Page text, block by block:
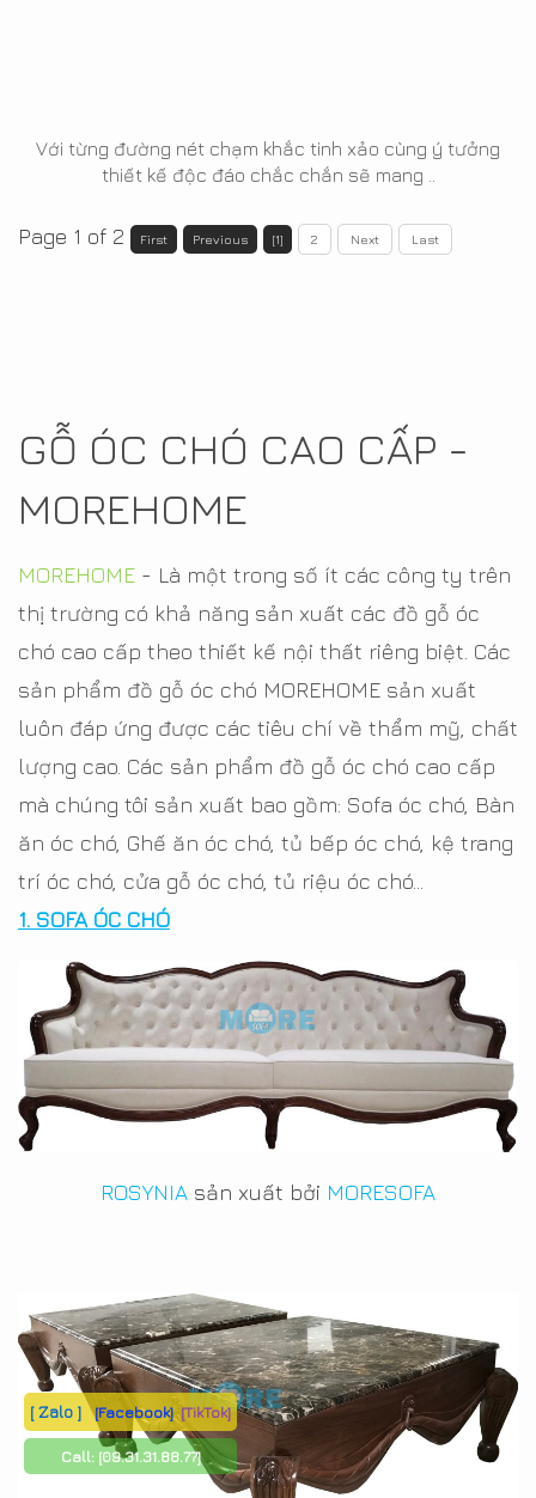
Với từng đường nét chạm khắc tinh xảo cùng ý tưởng
thiết kế độc đáo chắc chắn sẽ mang ..
Page 1 of 2 First Previous [1] 2 Next Last
GỖ ÓC CHÓ CAO CẤP -
MOREHOME
MOREHOME - Là một trong số ít các công ty trên
thị trường có khả năng sản xuất các đồ gỗ óc
chó cao cấp theo thiết kế nội thất riêng biệt. Các
sản phẩm đồ gỗ óc chó MOREHOME sản xuất
luôn đáp ứng được các tiêu chí về thẩm mỹ, chất
lượng cao. Các sản phẩm đồ gỗ óc chó cao cấp
mà chúng tôi sản xuất bao gồm: Sofa óc chó, Bàn
ăn óc chó, Ghế ăn óc chó, tủ bếp óc chó, kệ trang
trí óc chó, cửa gỗ óc chó, tủ riệu óc chó...
1. SOFA ÓC CHÓ
ROSYNIA sản xuất bởi MORESOFA
[ Zalo ] [Facebook] [TikTok]
Call: [09.31.31.88.77]